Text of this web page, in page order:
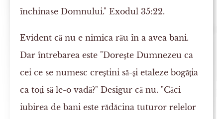
închinase Domnului." Exodul 35:22.
Evident că nu e nimica rău în a avea bani.
Dar întrebarea este "Doreşte Dumnezeu ca
cei ce se numesc creştini să-şi etaleze bogăţia
ca toţi să le-o vadă?" Desigur că nu. "Căci
iubirea de bani este rădăcina tuturor relelor